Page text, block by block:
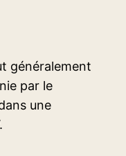
généralement
par le
une